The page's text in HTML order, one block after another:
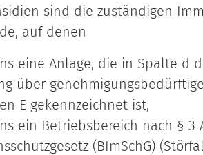
sind die zuständigen
auf denen
eine Anlage, die in Spalte d
über
E gekennzeichnet ist,
ein Betriebsbereich nach § 3
(BImSchG)